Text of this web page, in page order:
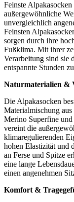
Feinste
außergewöhnliche
unvergleichlich
Feinsten
sorgen durch ihre
Fußklima. Mit ihrer
Verarbeitung sind sie
entspannte Stunden
Naturmaterialien &
Die Alpakasocken
Materialmischung
Merino Superfine
vereint die
klimaregulierenden
hohen Elastizität und
an Ferse und Spitze
eine lange
einen angenehmen
Komfort &